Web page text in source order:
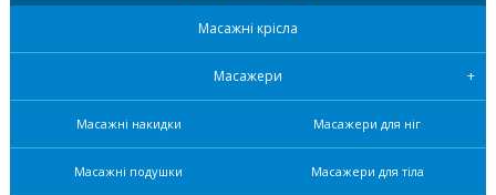
Масажні крісла
Масажери
Масажні накидки Масажери для ніг
Масажні подушки Масажери для тіла